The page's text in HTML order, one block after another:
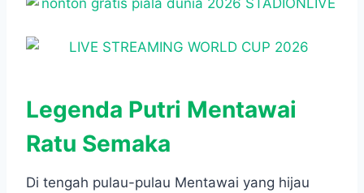
Legenda Putri Mentawai
Ratu Semaka
Di tengah pulau-pulau Mentawai yang hijau